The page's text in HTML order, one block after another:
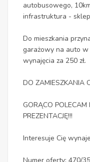
autobusowego,
infrastruktura -
Do mieszkania
garażowy na auto w
wynajęcia za 250 zł.
DO ZAMIESZKANIA
GORĄCO
PREZENTACJĘ!!!
Interesuje Cię